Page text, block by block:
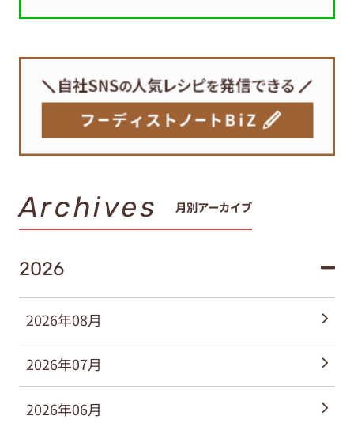
Archives 月別アーカイブ
2026
2026年08月
2026年07月
2026年06月